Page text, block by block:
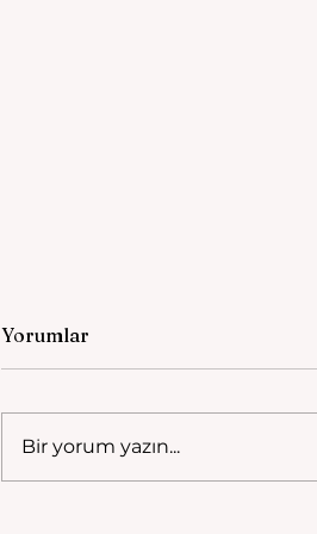
Yorumlar
Bir yorum yazın...